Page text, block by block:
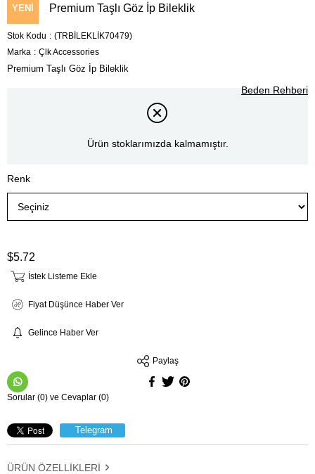
YENI
ÜRÜN
Premium Taşlı Göz İp Bileklik
Stok Kodu
(TRBİLEKLİK70479)
Marka : Çlk Accessories
Premium Taşlı Göz İp Bileklik
Beden Rehberi
Ürün stoklarımızda kalmamıştır.
Renk
$5.72
İstek Listeme Ekle
Fiyat Düşünce Haber Ver
Gelince Haber Ver
Paylaş
Sorular (0) ve Cevaplar (0)
Telegram
ÜRÜN ÖZELLIKLERI